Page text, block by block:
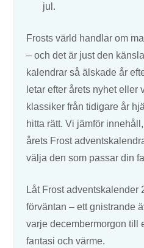
jul.
Frosts värld handlar om
– och det är just den
kalendrar så älskade år
letar efter årets nyhet eller
klassiker från tidigare år
hitta rätt. Vi jämför
årets Frost
välja den som passar din
Låt Frost
förväntan – ett gnistrande
varje decembermorgon till
fantasi och värme.